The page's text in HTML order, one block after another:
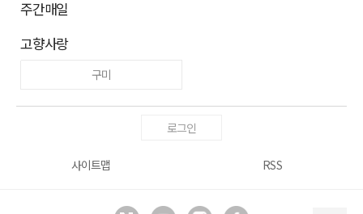
주간매일
고향사랑
구미
로그인
사이트맵 RSS